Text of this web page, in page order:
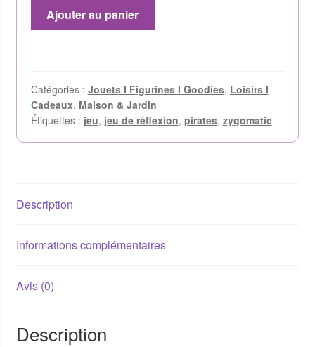
Ajouter au panier
Catégories : Jouets I Figurines I Goodies, Loisirs I
Cadeaux, Maison & Jardin
Étiquettes : jeu, jeu de réflexion, pirates, zygomatic
Description
Informations complémentaires
Avis (0)
Description